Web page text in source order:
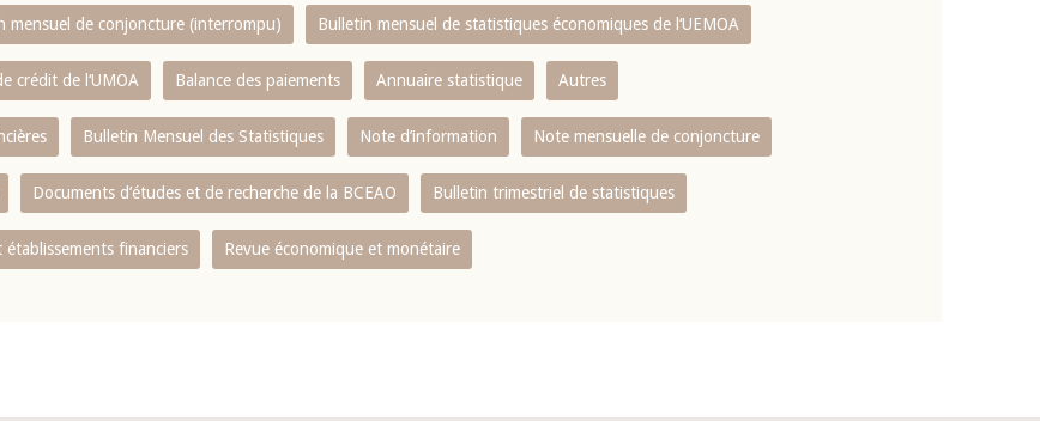
mensuel de conjoncture (interrompu) Bulletin mensuel de statistiques économiques de l‘UEMOA
crédit de l‘UMOA Balance des paiements Annuaire statistique Autres
Bulletin Mensuel des Statistiques Note d’information Note mensuelle de conjoncture
Documents d’études et de recherche de la BCEAO Bulletin trimestriel de statistiques
financiers Revue économique et monétaire